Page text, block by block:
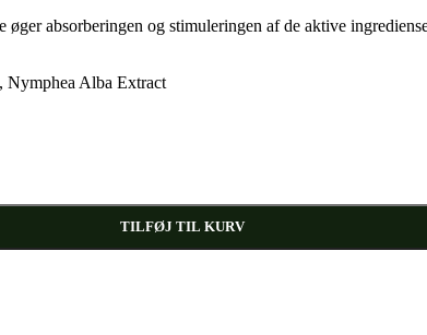
øger absorberingen og stimuleringen af de aktive
Nymphea Alba Extract
TILFØJ TIL KURV